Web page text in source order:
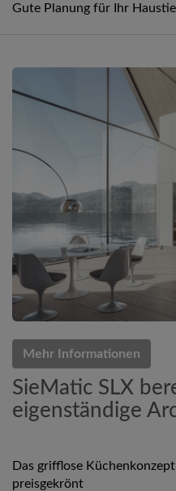
Gute Planung für Ihr
Mehr Informationen
SieMatic SLX
eigenständige
Das grifflose
preisgekrönt